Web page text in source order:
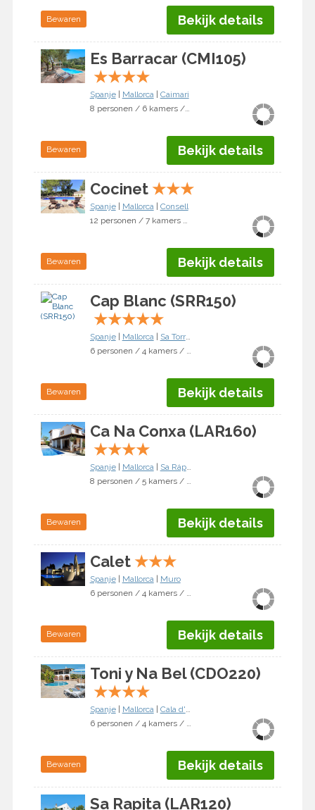
Bewaren Bekijk details
Es Barracar (CMI105)
★★★★
Spanje| Mallorca| Caimari
8 personen / 6 kamers / 4 slaapkamers
Bewaren Bekijk details
Cocinet ★★★
Spanje| Mallorca| Consell
12 personen / 7 kamers / 5 slaapkamers
Bewaren Bekijk details
Cap Blanc (SRR150)
★★★★★
Spanje| Mallorca| Sa Torre. Maioris
6 personen / 4 kamers / 3 slaapkamers
Bewaren Bekijk details
Ca Na Conxa (LAR160)
★★★★
Spanje| Mallorca| Sa Rápita
8 personen / 5 kamers / 4 slaapkamers
Bewaren Bekijk details
Calet ★★★
Spanje| Mallorca| Muro
6 personen / 4 kamers / 3 slaapkamers
Bewaren Bekijk details
Toni y Na Bel (CDO220)
★★★★
Spanje| Mallorca| Cala d'Or
6 personen / 4 kamers / 3 slaapkamers
Bewaren Bekijk details
Sa Rapita (LAR120)